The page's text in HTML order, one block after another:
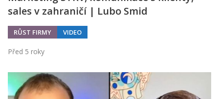
sales v zahraničí | Lubo Smid
RŮST FIRMY VIDEO
Před 5 roky